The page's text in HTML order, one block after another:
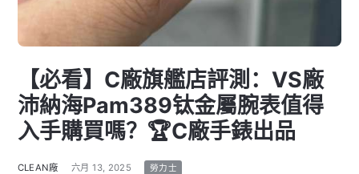
【必看】C廠旗艦店評測：VS廠
沛納海Pam389钛金屬腕表值得
入手購買嗎？🏆C廠手錶出品
CLEAN廠 六月 13, 2025 勞力士